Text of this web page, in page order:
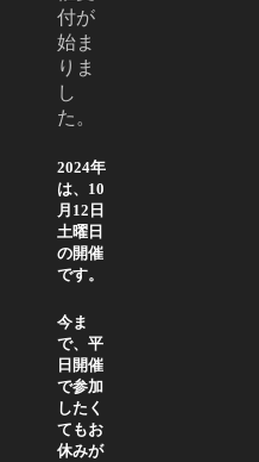
付が
始ま
りま
し
た。
2024年
は、10
月12日
土曜日
の開催
です。
今ま
で、平
日開催
で参加
したく
てもお
休みが